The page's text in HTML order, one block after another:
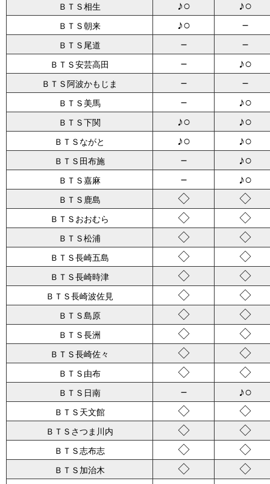
ＢＴＳ相生 ♪○ ♪○
ＢＴＳ朝来 ♪○ －
ＢＴＳ尾道 － －
ＢＴＳ安芸高田 － ♪○
ＢＴＳ阿波かもじま － －
ＢＴＳ美馬 － ♪○
ＢＴＳ下関 ♪○ ♪○
ＢＴＳながと ♪○ ♪○
ＢＴＳ田布施 － ♪○
ＢＴＳ嘉麻 － ♪○
ＢＴＳ鹿島 ◇ ◇
ＢＴＳおおむら ◇ ◇
ＢＴＳ松浦 ◇ ◇
ＢＴＳ長崎五島 ◇ ◇
ＢＴＳ長崎時津 ◇ ◇
ＢＴＳ長崎波佐見 ◇ ◇
ＢＴＳ島原 ◇ ◇
ＢＴＳ長洲 ◇ ◇
ＢＴＳ長崎佐々 ◇ ◇
ＢＴＳ由布 ◇ ◇
ＢＴＳ日南 － ♪○
ＢＴＳ天文館 ◇ ◇
ＢＴＳさつま川内 ◇ ◇
ＢＴＳ志布志 ◇ ◇
ＢＴＳ加治木 ◇
◇